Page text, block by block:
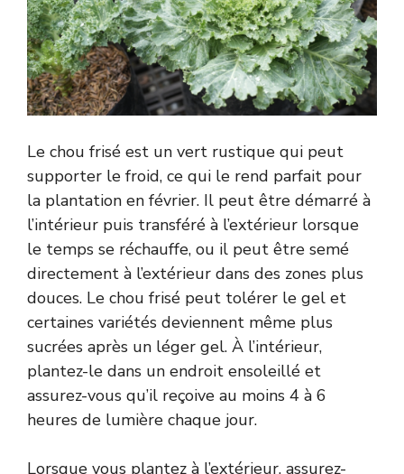
Le chou frisé est un vert rustique qui peut
supporter le froid, ce qui le rend parfait pour
la plantation en février. Il peut être démarré à
l’intérieur puis transféré à l’extérieur lorsque
le temps se réchauffe, ou il peut être semé
directement à l’extérieur dans des zones plus
douces. Le chou frisé peut tolérer le gel et
certaines variétés deviennent même plus
sucrées après un léger gel. À l’intérieur,
plantez-le dans un endroit ensoleillé et
assurez-vous qu’il reçoive au moins 4 à 6
heures de lumière chaque jour.
Lorsque vous plantez à l’extérieur, assurez-